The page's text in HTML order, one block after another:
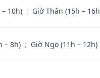
– 10h) ; Giờ Thân (15h –
– 8h) ; Giờ Ngọ (11h – 12h)